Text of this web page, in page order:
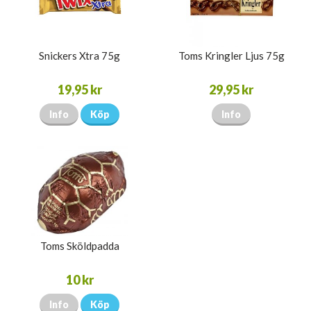
Snickers Xtra 75g
19,95 kr
Info Köp
Toms Kringler Ljus 75g
29,95 kr
Info
Toms Sköldpadda
10 kr
Info Köp